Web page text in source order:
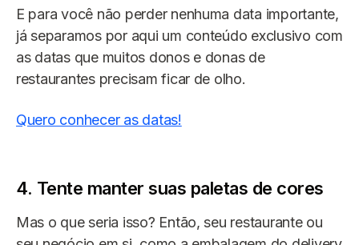
E para você não perder nenhuma data importante,
já separamos por aqui um conteúdo exclusivo com
as datas que muitos donos e donas de
restaurantes precisam ficar de olho.
Quero conhecer as datas!
4. Tente manter suas paletas de cores
Mas o que seria isso? Então, seu restaurante ou